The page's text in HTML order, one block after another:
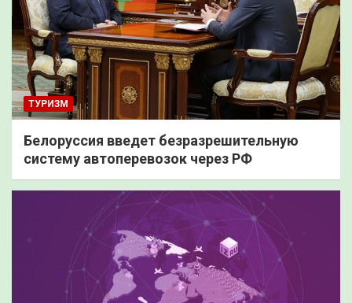
ТУРИЗМ
Белоруссия введет безразрешительную
систему автоперевозок через РФ